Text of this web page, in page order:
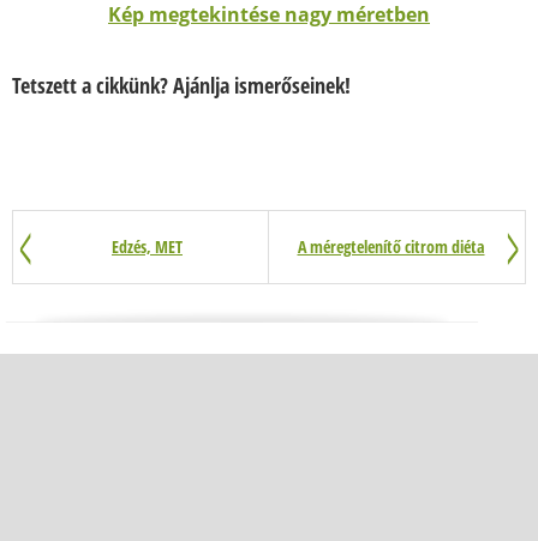
Kép megtekintése nagy méretben
Tetszett a cikkünk? Ajánlja ismerőseinek!
Edzés, MET A méregtelenítő citrom diéta